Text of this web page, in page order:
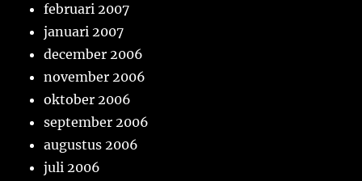
februari 2007
januari 2007
december 2006
november 2006
oktober 2006
september 2006
augustus 2006
juli 2006